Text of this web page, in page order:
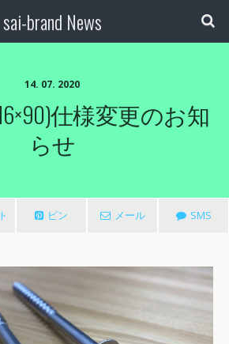
sai-brand News
14. 07. 2020
仕様変更のお知
らせ
ピン メール SMS